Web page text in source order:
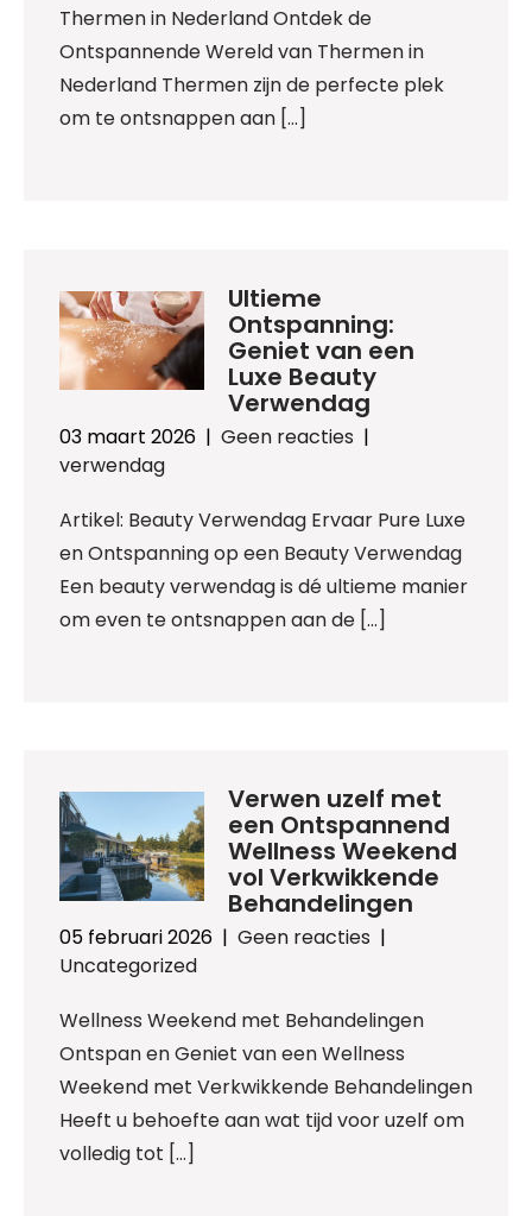
Thermen in Nederland Ontdek de
Ontspannende Wereld van Thermen in
Nederland Thermen zijn de perfecte plek
om te ontsnappen aan […]
Ultieme
Ontspanning:
Geniet van een
Luxe Beauty
Verwendag
03 maart 2026 | Geen reacties |
verwendag
Artikel: Beauty Verwendag Ervaar Pure Luxe
en Ontspanning op een Beauty Verwendag
Een beauty verwendag is dé ultieme manier
om even te ontsnappen aan de […]
Verwen uzelf met
een Ontspannend
Wellness Weekend
vol Verkwikkende
Behandelingen
05 februari 2026 | Geen reacties |
Uncategorized
Wellness Weekend met Behandelingen
Ontspan en Geniet van een Wellness
Weekend met Verkwikkende Behandelingen
Heeft u behoefte aan wat tijd voor uzelf om
volledig tot […]